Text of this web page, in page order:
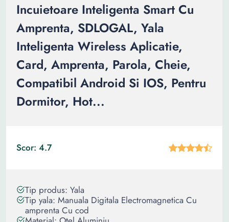
Incuietoare Inteligenta Smart Cu
Amprenta, SDLOGAL, Yala
Inteligenta Wireless Aplicatie,
Card, Amprenta, Parola, Cheie,
Compatibil Android Si IOS, Pentru
Dormitor, Hot...
Scor: 4.7
Tip produs: Yala
Tip yala: Manuala Digitala Electromagnetica Cu
amprenta Cu cod